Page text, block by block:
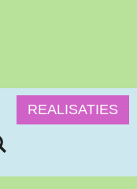
REALISATIES